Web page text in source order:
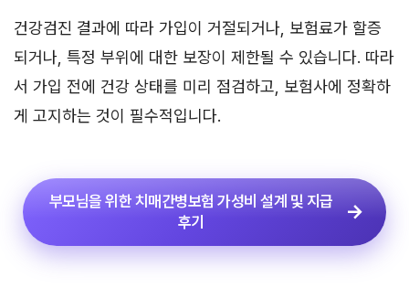
건강검진 결과에 따라 가입이 거절되거나, 보험료가 할증
되거나, 특정 부위에 대한 보장이 제한될 수 있습니다. 따라
서 가입 전에 건강 상태를 미리 점검하고, 보험사에 정확하
게 고지하는 것이 필수적입니다.
부모님을 위한 치매간병보험 가성비 설계 및 지급
후기